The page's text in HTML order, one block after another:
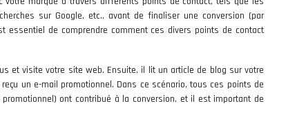
sur Google, etc., avant de finaliser une conversion (par
essentiel de comprendre comment ces divers points de contact
et visite votre site web. Ensuite, il lit un article de blog sur votre
un e-mail promotionnel. Dans ce scénario, tous ces points de
ont contribué à la conversion, et il est important de